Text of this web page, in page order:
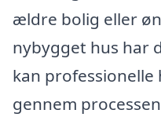
ældre bolig eller
nybygget hus har
kan
gennem